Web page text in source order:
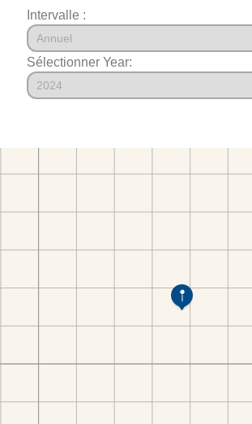
Intervalle :
Sélectionner Year: